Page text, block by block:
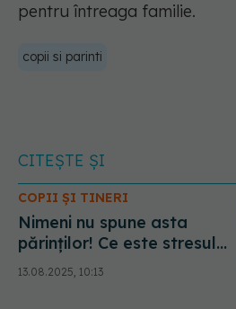
pentru întreaga familie.
copii si parinti
CITEȘTE ȘI
COPII ȘI TINERI
Nimeni nu spune asta
părinților! Ce este stresul
parental și de ce simți că
nu te descurci. Asta se
13.08.2025, 10:13